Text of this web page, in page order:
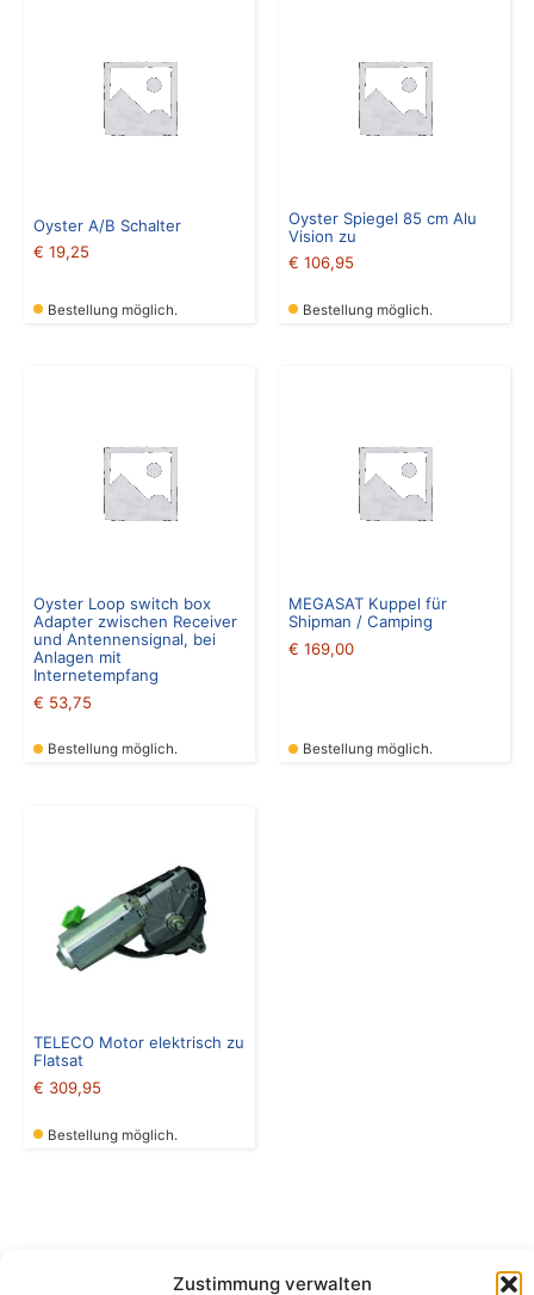
Zustimmung verwalten
Oyster A/B Schalter
€ 19,25
Bestellung möglich.
Oyster Spiegel 85 cm Alu
Vision zu
€ 106,95
Bestellung möglich.
Oyster Loop switch box
Adapter zwischen Receiver
und Antennensignal, bei
Anlagen mit
Internetempfang
€ 53,75
Bestellung möglich.
MEGASAT Kuppel für
Shipman / Camping
€ 169,00
Bestellung möglich.
TELECO Motor elektrisch zu
Flatsat
€ 309,95
Bestellung möglich.